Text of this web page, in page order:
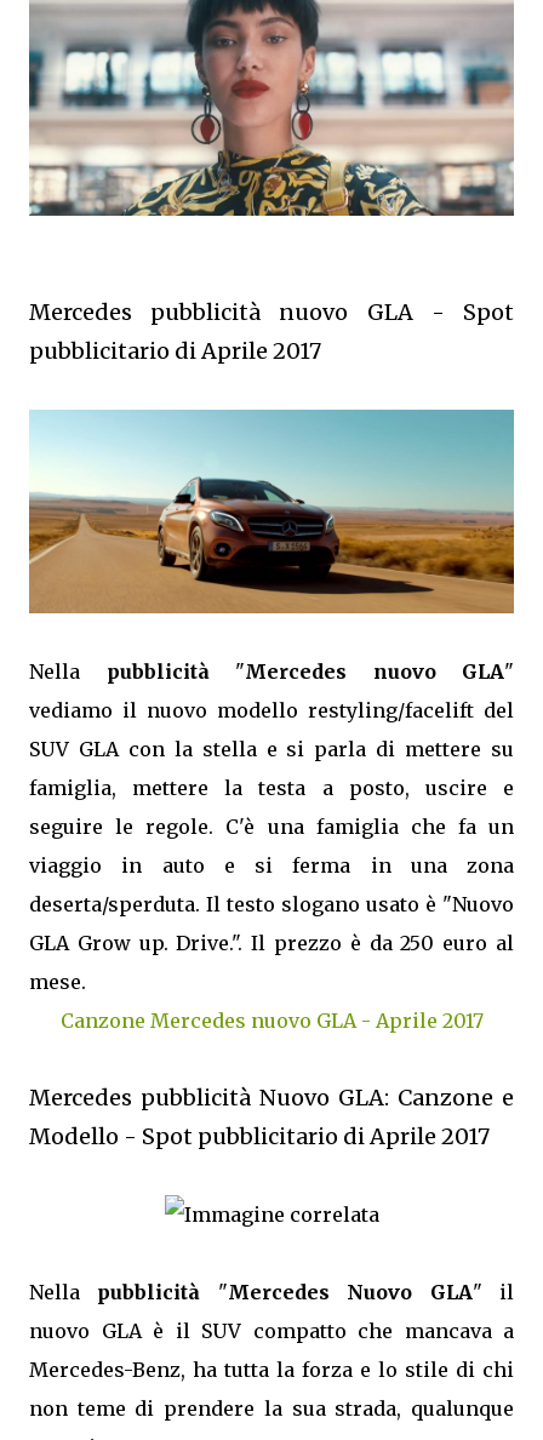
Mercedes pubblicità nuovo GLA - Spot
pubblicitario di Aprile 2017
Nella pubblicità"Mercedes nuovo GLA"
vediamo il nuovo modello restyling/facelift del
SUV GLA con la stella e si parla di mettere su
famiglia, mettere la testa a posto, uscire e
seguire le regole. C'è una famiglia che fa un
viaggio in auto e si ferma in una zona
deserta/sperduta. Il testo slogano usato è "Nuovo
GLA Grow up. Drive.". Il prezzo è da 250 euro al
mese.
Canzone Mercedes nuovo GLA - Aprile 2017
Mercedes pubblicità Nuovo GLA: Canzone e
Modello - Spot pubblicitario di Aprile 2017
Nella pubblicità "Mercedes Nuovo GLA" il
nuovo GLA è il SUV compatto che mancava a
Mercedes-Benz, ha tutta la forza e lo stile di chi
non teme di prendere la sua strada, qualunque